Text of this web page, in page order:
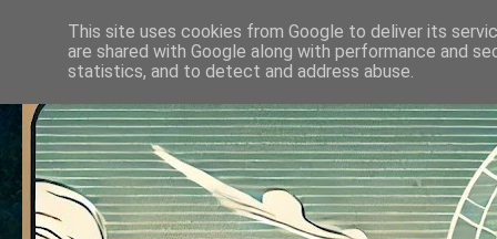
This site uses cookies from Google to deliver its
are shared with Google along with performance and
statistics, and to detect and address abuse.